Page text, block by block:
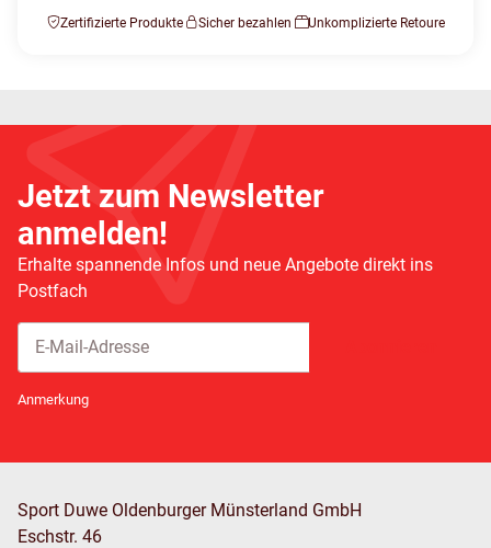
Zertifizierte Produkte Sicher bezahlen Unkomplizierte Retoure
Jetzt zum Newsletter
anmelden!
Erhalte spannende Infos und neue Angebote direkt ins
Postfach
Anmerkung
Sport Duwe Oldenburger Münsterland GmbH
Eschstr. 46